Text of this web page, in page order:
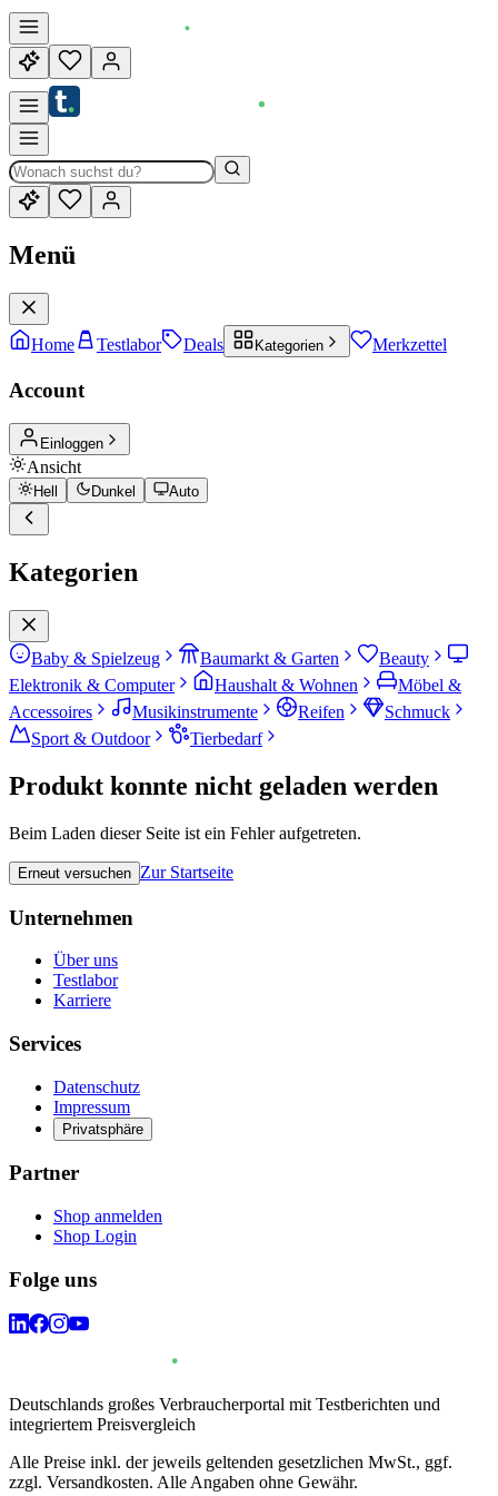
Menü
Home Testlabor Deals Kategorien Merkzettel
Account
Einloggen
Ansicht
Hell Dunkel Auto
Kategorien
Baby & Spielzeug Baumarkt & Garten
Beauty
Elektronik & Computer
Haushalt & Wohnen
Möbel &
Accessoires
Musikinstrumente Reifen
Schmuck
Sport & Outdoor
Tierbedarf
Produkt konnte nicht geladen werden
Beim Laden dieser Seite ist ein Fehler aufgetreten.
Erneut versuchen Zur Startseite
Unternehmen
Über uns
Testlabor
Karriere
Services
Datenschutz
Impressum
Privatsphäre
Partner
Shop anmelden
Shop Login
Folge uns
Deutschlands großes Verbraucherportal mit Testberichten und
integriertem Preisvergleich
Alle Preise inkl. der jeweils geltenden gesetzlichen MwSt., ggf.
zzgl. Versandkosten. Alle Angaben ohne Gewähr.